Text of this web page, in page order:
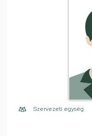
Szervezeti egység